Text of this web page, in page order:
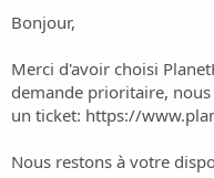
Bonjour,
Merci d'avoir choisi
demande prioritaire,
un ticket: https://
Nous restons à votre